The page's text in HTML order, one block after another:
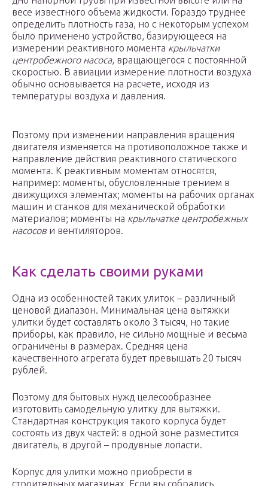
весе известного объема жидкости. Гораздо труднее
определить плотность газа, но с некоторым успехом
было применено устройство, базирующееся на
измерении реактивного момента крыльчатки
центробежного насоса, вращающегося с постоянной
скоростью. В авиации измерение плотности воздуха
обычно основывается на расчете, исходя из
температуры воздуха и давления.
Поэтому при изменении направления вращения
двигателя изменяется на противоположное также и
направление действия реактивного статического
момента. К реактивным моментам относятся,
например: моменты, обусловленные трением в
движущихся элементах; моменты на рабочих органах
машин и станков для механической обработки
материалов; моменты на крыльчатке центробежных
насосов и вентиляторов.
Как сделать своими руками
Одна из особенностей таких улиток – различный
ценовой диапазон. Минимальная цена вытяжки
улитки будет составлять около 3 тысяч, но такие
приборы, как правило, не сильно мощные и весьма
ограничены в размерах. Средняя цена
качественного агрегата будет превышать 20 тысяч
рублей.
Поэтому для бытовых нужд целесообразнее
изготовить самодельную улитку для вытяжки.
Стандартная конструкция такого корпуса будет
состоять из двух частей: в одной зоне разместится
двигатель, в другой – продувные лопасти.
Корпус для улитки можно приобрести в
строительных магазинах. Если вы собрались